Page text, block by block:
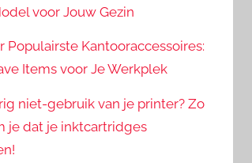
voor Jouw Gezin
Populairste Kantooraccessoires:
Items voor Je Werkplek
niet-gebruik van je printer? Zo
je dat je inktcartridges